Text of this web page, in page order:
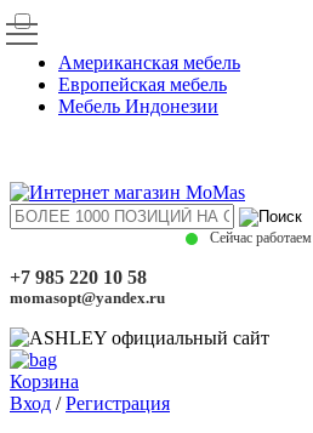
Американская мебель
Европейская мебель
Мебель Индонезии
Сейчас работаем
+7 985 220 10 58
momasopt@yandex.ru
Корзина
Вход /Регистрация